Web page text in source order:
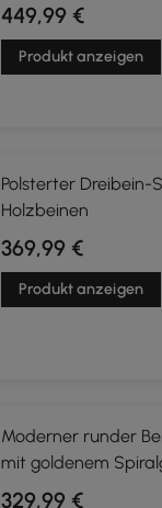
449,99 €
Produkt anzeigen
Polsterter Dreibein-
Holzbeinen
369,99 €
Produkt anzeigen
Moderner runder
mit goldenem
329,99 €